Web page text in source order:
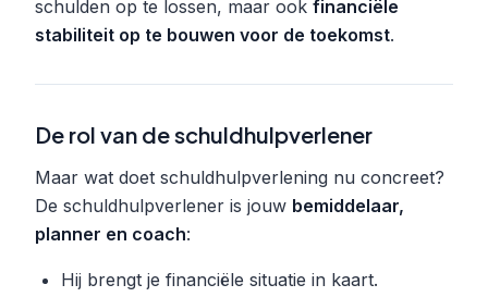
schulden op te lossen, maar ook financiële
stabiliteit op te bouwen voor de toekomst.
De rol van de schuldhulpverlener
Maar wat doet schuldhulpverlening nu concreet?
De schuldhulpverlener is jouw bemiddelaar,
planner en coach:
Hij brengt je financiële situatie in kaart.